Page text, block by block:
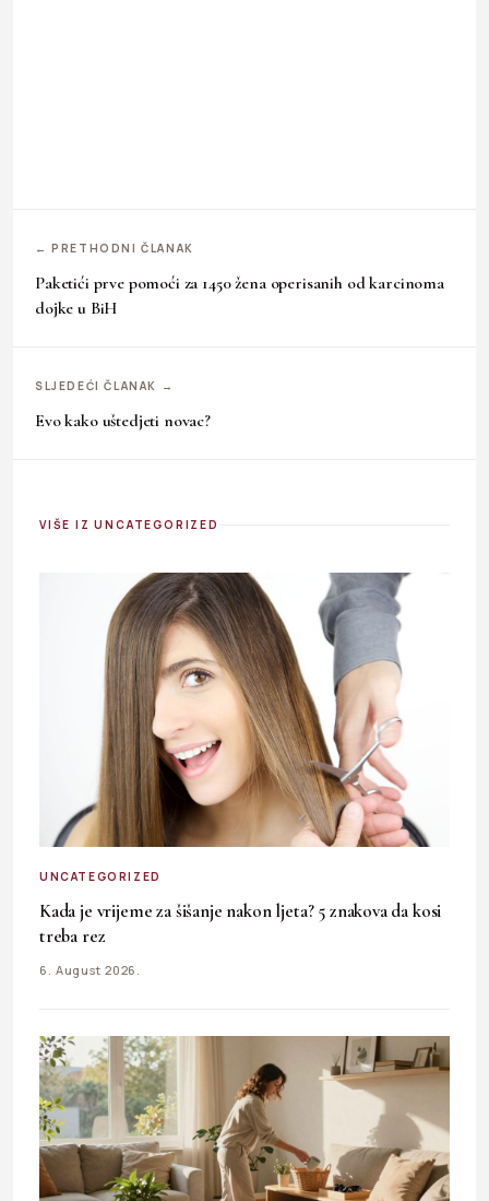
← PRETHODNI ČLANAK
Paketići prve pomoći za 1450 žena operisanih od karcinoma
dojke u BiH
SLJEDEĆI ČLANAK →
Evo kako uštedjeti novac?
VIŠE IZ UNCATEGORIZED
UNCATEGORIZED
Kada je vrijeme za šišanje nakon ljeta? 5 znakova da kosi
treba rez
6. August 2026.